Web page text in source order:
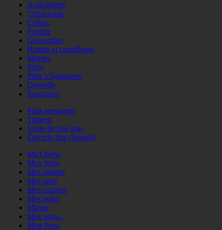
Andouillette
Choucroute
Crêpes
Fondue
Grenouilles
Huitres et coquillages
Moules
Pâtes
Plats Végétariens
Quenelle
Saucisson
Plats àemporter
Traiteur
Vente de foie gras
Epicerie fine (bientôt)
Ma Chérie
Mon Jules
Mes enfants
Mes amis
Mes copines
Mes potes
Mamie
Mon assoc.
Mon Boss